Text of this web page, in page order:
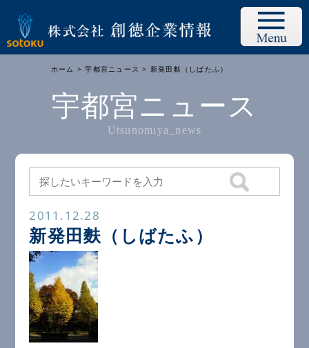
ホーム >宇都宮ニュース > 新発田麩（しばたふ）
宇都宮ニュース
Utsunomiya_news
2011.12.28
新発田麩（しばたふ）